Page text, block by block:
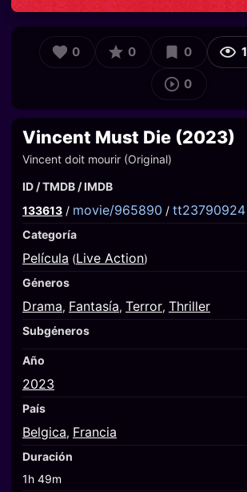
0 0 0 1
0
Vincent Must Die (2023)
Vincent doit mourir (Original)
ID / TMDB / IMDB
133613 / movie/965890 / tt23790924
Categoría
Película (Live Action)
Géneros
Drama, Fantasía, Terror, Thriller
Subgéneros
Año
2023
País
Belgica, Francia
Duración
1h 49m